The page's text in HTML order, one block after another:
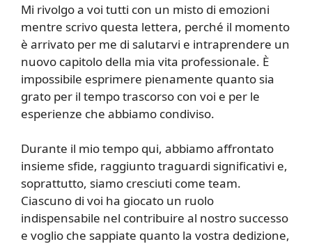
Mi rivolgo a voi tutti con un misto di emozioni
mentre scrivo questa lettera, perché il momento
è arrivato per me di salutarvi e intraprendere un
nuovo capitolo della mia vita professionale. È
impossibile esprimere pienamente quanto sia
grato per il tempo trascorso con voi e per le
esperienze che abbiamo condiviso.
Durante il mio tempo qui, abbiamo affrontato
insieme sfide, raggiunto traguardi significativi e,
soprattutto, siamo cresciuti come team.
Ciascuno di voi ha giocato un ruolo
indispensabile nel contribuire al nostro successo
e voglio che sappiate quanto la vostra dedizione,